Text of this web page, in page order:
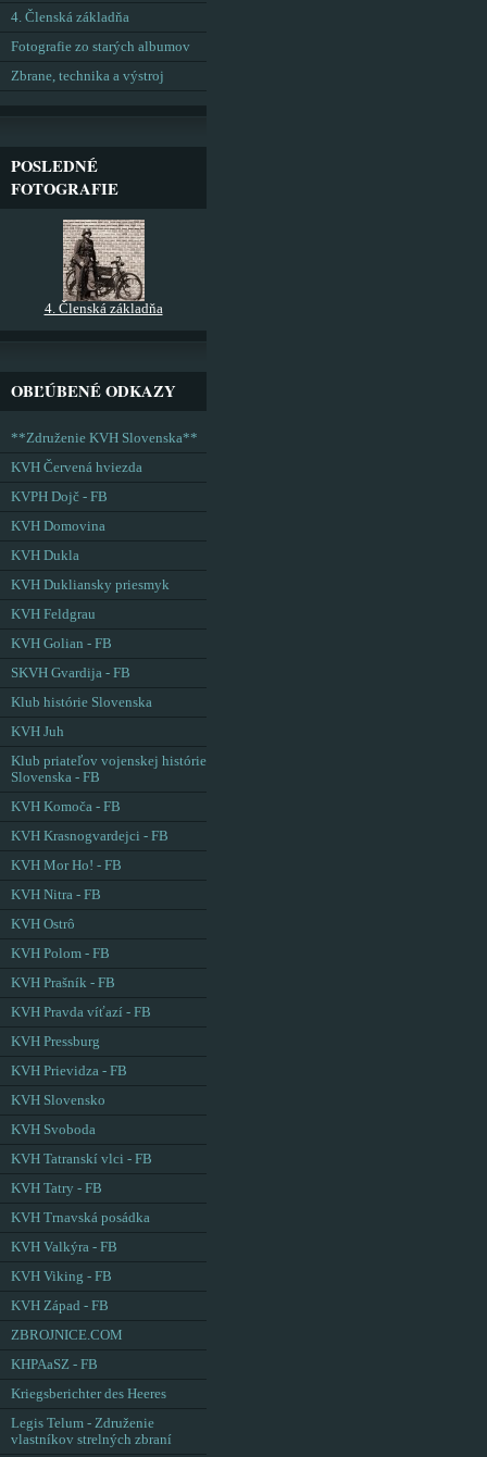
4. Členská základňa
Fotografie zo starých albumov
Zbrane, technika a výstroj
POSLEDNÉ
FOTOGRAFIE
4. Členská základňa
OBĽÚBENÉ ODKAZY
**Združenie KVH Slovenska**
KVH Červená hviezda
KVPH Dojč - FB
KVH Domovina
KVH Dukla
KVH Dukliansky priesmyk
KVH Feldgrau
KVH Golian - FB
SKVH Gvardija - FB
Klub histórie Slovenska
KVH Juh
Klub priateľov vojenskej histórie
Slovenska - FB
KVH Komoča - FB
KVH Krasnogvardejci - FB
KVH Mor Ho! - FB
KVH Nitra - FB
KVH Ostrô
KVH Polom - FB
KVH Prašník - FB
KVH Pravda víťazí - FB
KVH Pressburg
KVH Prievidza - FB
KVH Slovensko
KVH Svoboda
KVH Tatranskí vlci - FB
KVH Tatry - FB
KVH Trnavská posádka
KVH Valkýra - FB
KVH Viking - FB
KVH Západ - FB
ZBROJNICE.COM
KHPAaSZ - FB
Kriegsberichter des Heeres
Legis Telum - Združenie
vlastníkov strelných zbraní